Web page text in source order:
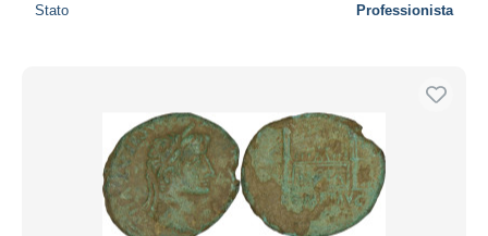
Stato Professionista